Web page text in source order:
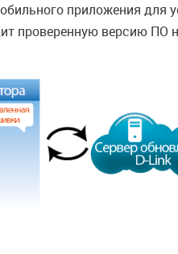
приложения для
проверенную версию ПО